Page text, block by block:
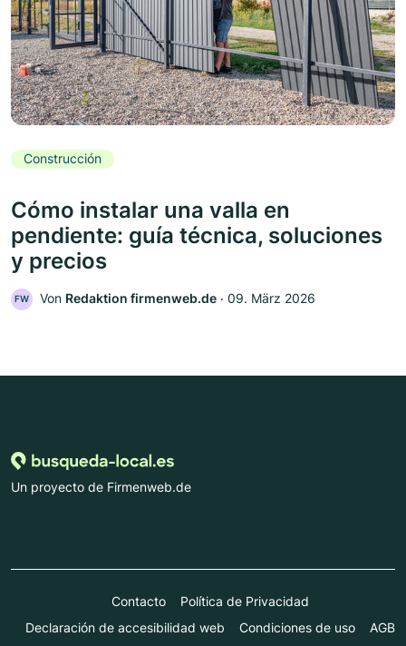
Construcción
Cómo instalar una valla en
pendiente: guía técnica, soluciones
y precios
FW Von Redaktion firmenweb.de ‧ 09. März 2026
Un proyecto de Firmenweb.de
Contacto
Política de Privacidad
Declaración de accesibilidad web
Condiciones de uso AGB